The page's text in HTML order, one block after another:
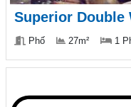
Superior Double
Phố 27m² 1